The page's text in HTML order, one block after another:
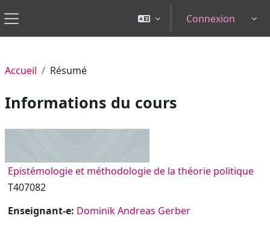
Panneau latéral
Connexion
Accueil Résumé
Informations du cours
Epistémologie et méthodologie de la théorie politique
T407082
Enseignant-e: Dominik Andreas Gerber